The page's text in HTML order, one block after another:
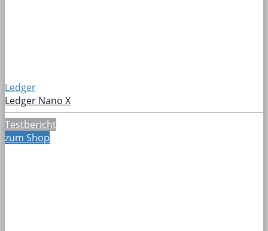
Ledger
Ledger Nano X
Testbericht
zum Shop